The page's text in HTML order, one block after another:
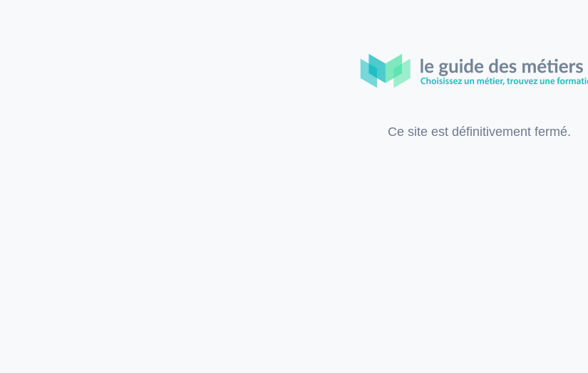
Ce site est définitivement fermé.